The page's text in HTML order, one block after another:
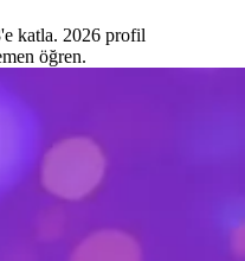
katla. 2026 profil
öğren.